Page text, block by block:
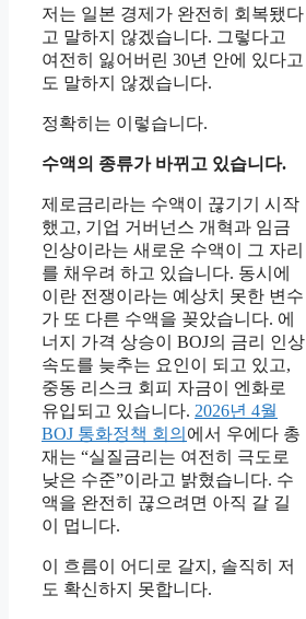
저는 일본 경제가 완전히 회복됐다
고 말하지 않겠습니다. 그렇다고
여전히 잃어버린 30년 안에 있다고
도 말하지 않겠습니다.
정확히는 이렇습니다.
수액의 종류가 바뀌고 있습니다.
제로금리라는 수액이 끊기기 시작
했고, 기업 거버넌스 개혁과 임금
인상이라는 새로운 수액이 그 자리
를 채우려 하고 있습니다. 동시에
이란 전쟁이라는 예상치 못한 변수
가 또 다른 수액을 꽂았습니다. 에
너지 가격 상승이 BOJ의 금리 인상
속도를 늦추는 요인이 되고 있고,
중동 리스크 회피 자금이 엔화로
유입되고 있습니다. 2026년 4월
BOJ 통화정책 회의 에서 우에다 총
재는 “실질금리는 여전히 극도로
낮은 수준”이라고 밝혔습니다. 수
액을 완전히 끊으려면 아직 갈 길
이 멉니다.
이 흐름이 어디로 갈지, 솔직히 저
도 확신하지 못합니다.